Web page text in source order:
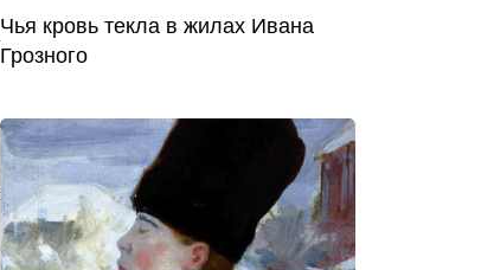
Чья кровь текла в жилах Ивана
Грозного